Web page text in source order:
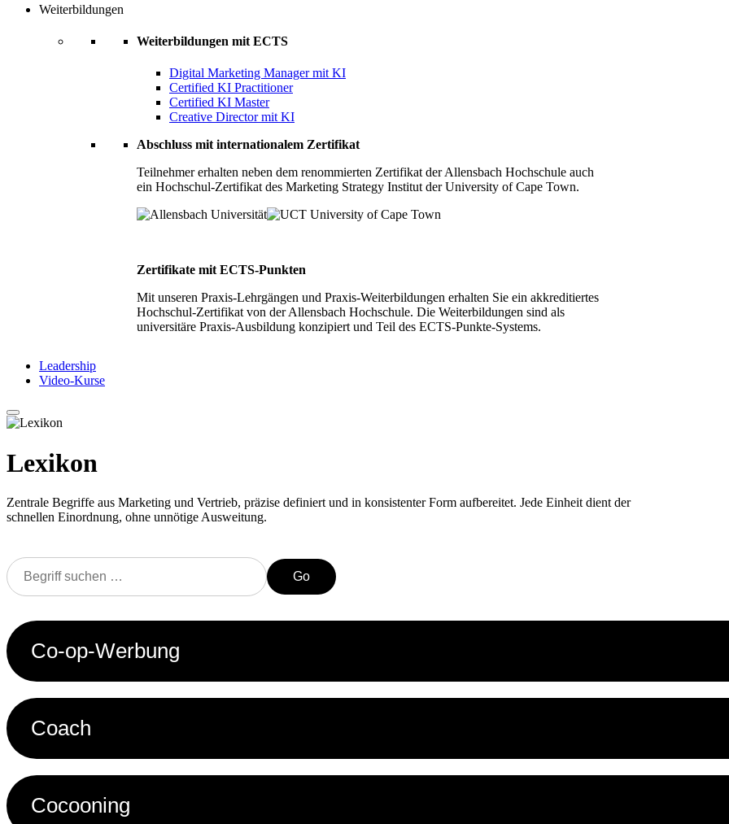
Weiterbildungen
Weiterbildungen mit ECTS
Digital Marketing Manager mit KI
Certified KI Practitioner
Certified KI Master
Creative Director mit KI
Abschluss mit internationalem Zertifikat
Teilnehmer erhalten neben dem renommierten Zertifikat der Allensbach Hochschule auch
ein Hochschul-Zertifikat des Marketing Strategy Institut der University of Cape Town.
Zertifikate mit ECTS-Punkten
Mit unseren Praxis-Lehrgängen und Praxis-Weiterbildungen erhalten Sie ein akkreditiertes
Hochschul-Zertifikat von der Allensbach Hochschule. Die Weiterbildungen sind als
universitäre Praxis-Ausbildung konzipiert und Teil des ECTS-Punkte-Systems.
Leadership
Video-Kurse
Lexikon
Zentrale Begriffe aus Marketing und Vertrieb, präzise definiert und in konsistenter Form aufbereitet. Jede Einheit dient der
schnellen Einordnung, ohne unnötige Ausweitung.
Go
Co-op-Werbung
Coach
Cocooning